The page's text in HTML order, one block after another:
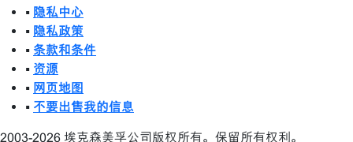
• 隐私中心
• 隐私政策
• 条款和条件
• 资源
• 网页地图
• 不要出售我的信息
2003-2026 埃克森美孚公司版权所有。保留所有权利。